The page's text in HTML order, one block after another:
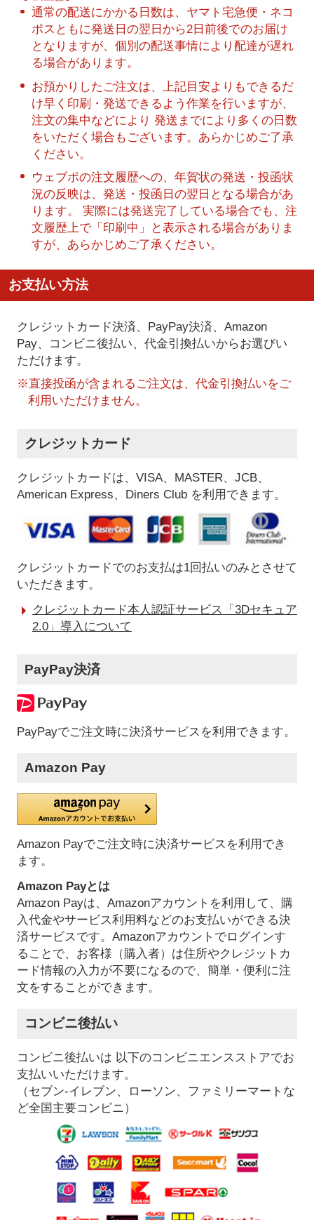
通常の配送にかかる日数は、ヤマト宅急便・ネコ
ポスともに発送日の翌日から2日前後でのお届け
となりますが、個別の配送事情により配達が遅れ
る場合があります。
お預かりしたご注文は、上記目安よりもできるだ
け早く印刷・発送できるよう作業を行いますが、
注文の集中などにより 発送までにより多くの日数
をいただく場合もございます。あらかじめご了承
ください。
ウェブポの注文履歴への、年賀状の発送・投函状
況の反映は、発送・投函日の翌日となる場合があ
ります。 実際には発送完了している場合でも、注
文履歴上で「印刷中」と表示される場合がありま
すが、あらかじめご了承ください。
お支払い方法
クレジットカード決済、PayPay決済、Amazon
Pay、コンビニ後払い、代金引換払いからお選びい
ただけます。
※直接投函が含まれるご注文は、代金引換払いをご
利用いただけません。
クレジットカード
クレジットカードは、VISA、MASTER、JCB、
American Express、Diners Club を利用できます。
クレジットカードでのお支払は1回払いのみとさせて
いただきます。
クレジットカード本人認証サービス「3Dセキュア
2.0」導入について
PayPay決済
PayPayでご注文時に決済サービスを利用できます。
Amazon Pay
Amazon Payでご注文時に決済サービスを利用でき
ます。
Amazon Payとは
Amazon Payは、Amazonアカウントを利用して、購
入代金やサービス利用料などのお支払いができる決
済サービスです。Amazonアカウントでログインす
ることで、お客様（購入者）は住所やクレジットカ
ード情報の入力が不要になるので、簡単・便利に注
文をすることができます。
コンビニ後払い
コンビニ後払いは 以下のコンビニエンスストアでお
支払いいただけます。
（セブン-イレブン、ローソン、ファミリーマートな
ど全国主要コンビニ）